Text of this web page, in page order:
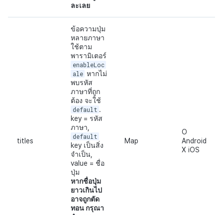
ละเลย
titles
ข้อความปุ่ม
หลายภาษา
ใช้ตาม
พารามิเตอร์
enableLoc
ale หากไม่
พบรหัส
ภาษาที่ถูก
ต้อง จะใช้
default .
key = รหัส
ภาษา,
default
key เป็นสิ่ง
จำเป็น,
value = ชื่อ
ปุ่ม
หากชื่อปุ่ม
ยาวเกินไป
อาจถูกตัด
ทอน กรุณา
Map
O
Android
X iOS